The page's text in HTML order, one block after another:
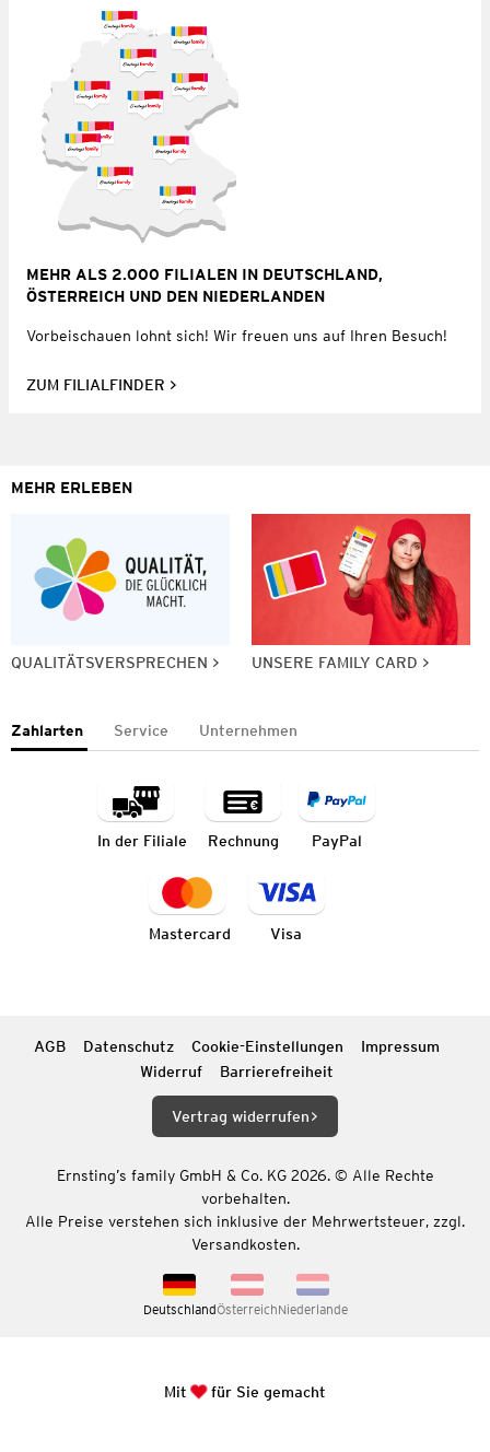
MEHR ALS 2.000 FILIALEN IN DEUTSCHLAND,
ÖSTERREICH UND DEN NIEDERLANDEN
Vorbeischauen lohnt sich! Wir freuen uns auf Ihren Besuch!
ZUM FILIALFINDER
MEHR ERLEBEN
QUALITÄTSVERSPRECHEN UNSERE FAMILY CARD
Zahlarten Service Unternehmen
In der Filiale Rechnung PayPal
Mastercard Visa
AGB Datenschutz Cookie-Einstellungen
Impressum
Widerruf
Barrierefreiheit
Vertrag widerrufen
Ernsting’s family GmbH & Co. KG 2026. © Alle Rechte
vorbehalten.
Alle Preise verstehen sich inklusive der Mehrwertsteuer, zzgl.
Versandkosten.
DeutschlandÖsterreichNiederlande
Mit für Sie gemacht